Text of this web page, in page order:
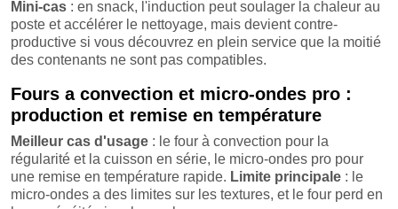
Mini-cas : en snack, l'induction peut soulager la chaleur au
poste et accélérer le nettoyage, mais devient contre-
productive si vous découvrez en plein service que la moitié
des contenants ne sont pas compatibles.
Fours a convection et micro-ondes pro :
production et remise en température
Meilleur cas d'usage : le four à convection pour la
régularité et la cuisson en série, le micro-ondes pro pour
une remise en température rapide. Limite principale : le
micro-ondes a des limites sur les textures, et le four perd en